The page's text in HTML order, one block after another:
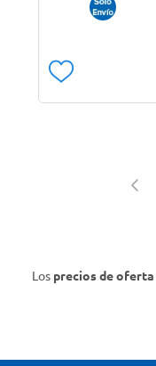
Los precios de oferta